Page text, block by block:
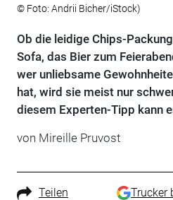
© Foto: Andrii Bicher/iStock)
Ob die leidige Chips-
Sofa, das Bier zum
wer unliebsame
hat, wird sie meist nur
diesem Experten-Tipp kann
von Mireille Pruvost
Teilen Trucker